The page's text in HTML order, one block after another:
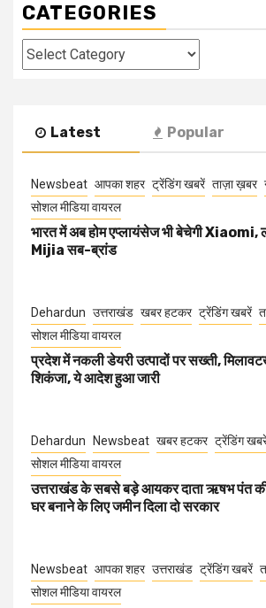
CATEGORIES
Categories
Latest Popular
Newsbeat आपका शहर ट्रेंडिंग खबरें ताज़ा ख़बर
सोशल मीडिया वायरल
भारत में अब होम एप्लायंसेज भी बेचेगी Xiaomi,
Mijia सब-ब्रांड
Dehardun उत्तराखंड खबर हटकर ट्रेंडिंग खबरें
सोशल मीडिया वायरल
प्रदेश में नकली डेयरी उत्पादों पर सख्ती,
शिकंजा, ये आदेश हुआ जारी
Dehardun Newsbeat खबर हटकर ट्रेंडिंग
सोशल मीडिया वायरल
उत्तराखंड के सबसे बड़े आयकर दाता ऋषभ पंत की
घर बनाने के लिए जमीन दिला दो सरकार
Newsbeat आपका शहर उत्तराखंड ट्रेंडिंग खबरें
सोशल मीडिया वायरल